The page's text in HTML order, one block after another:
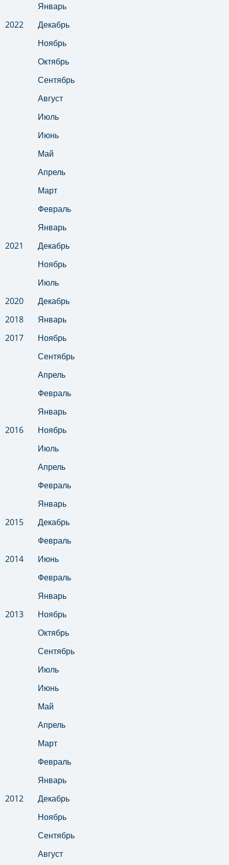
Январь
2022
Декабрь
Ноябрь
Октябрь
Сентябрь
Август
Июль
Июнь
Май
Апрель
Март
Февраль
Январь
2021
Декабрь
Ноябрь
Июль
2020
Декабрь
2018
Январь
2017
Ноябрь
Сентябрь
Апрель
Февраль
Январь
2016
Ноябрь
Июль
Апрель
Февраль
Январь
2015
Декабрь
Февраль
2014
Июнь
Февраль
Январь
2013
Ноябрь
Октябрь
Сентябрь
Июль
Июнь
Май
Апрель
Март
Февраль
Январь
2012
Декабрь
Ноябрь
Сентябрь
Август